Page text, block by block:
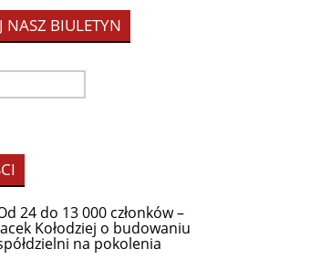
NASZ BIULETYN
24 do 13 000 członków –
Kołodziej o budowaniu
na pokolenia